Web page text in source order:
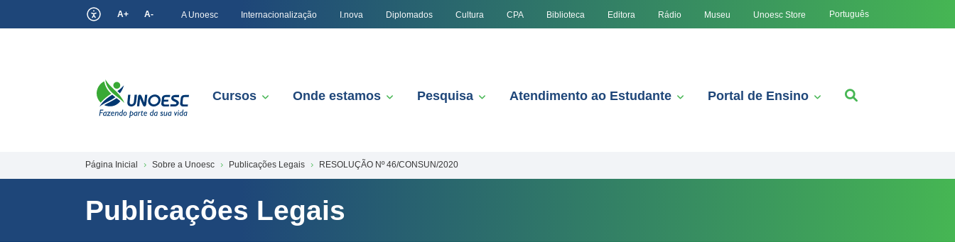
A+ A- A Unoesc Internacionalização I.nova Diplomados Cultura CPA Biblioteca Editora Rádio Museu Unoesc Store Português
Cursos Onde estamos Pesquisa Atendimento ao Estudante Portal de Ensino
Página Inicial Sobre a Unoesc Publicações Legais RESOLUÇÃO Nº 46/CONSUN/2020
Publicações Legais